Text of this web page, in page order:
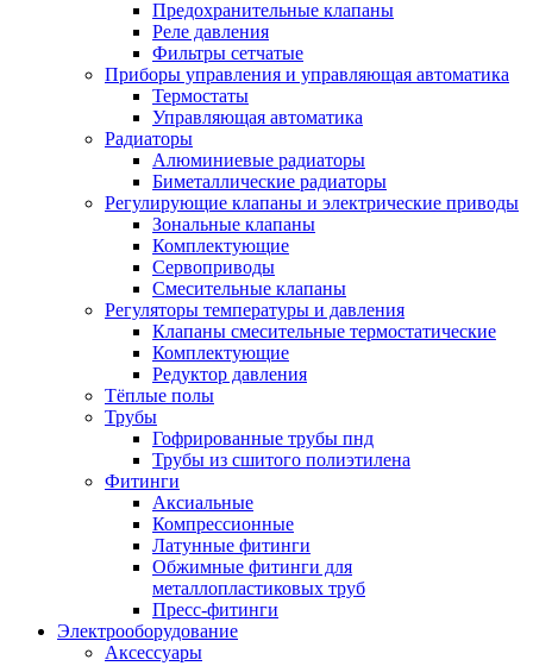
Предохранительные клапаны
Реле давления
Фильтры сетчатые
Приборы управления и управляющая автоматика
Термостаты
Управляющая автоматика
Радиаторы
Алюминиевые радиаторы
Биметаллические радиаторы
Регулирующие клапаны и электрические приводы
Зональные клапаны
Комплектующие
Сервоприводы
Смесительные клапаны
Регуляторы температуры и давления
Клапаны смесительные термостатические
Комплектующие
Редуктор давления
Тёплые полы
Трубы
Гофрированные трубы пнд
Трубы из сшитого полиэтилена
Фитинги
Аксиальные
Компрессионные
Латунные фитинги
Обжимные фитинги для
металлопластиковых труб
Пресс-фитинги
Электрооборудование
Аксессуары